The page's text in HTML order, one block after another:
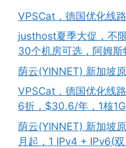
VPSCat，德国优化线
justhost夏季大促，不
30个机房可选，阿姆
荫云(YINNET) 新加坡
VPSCat，德国优化线
6折，$30.6/年，1核
荫云(YINNET) 新加坡
月起，1 IPv4 + IPv6(